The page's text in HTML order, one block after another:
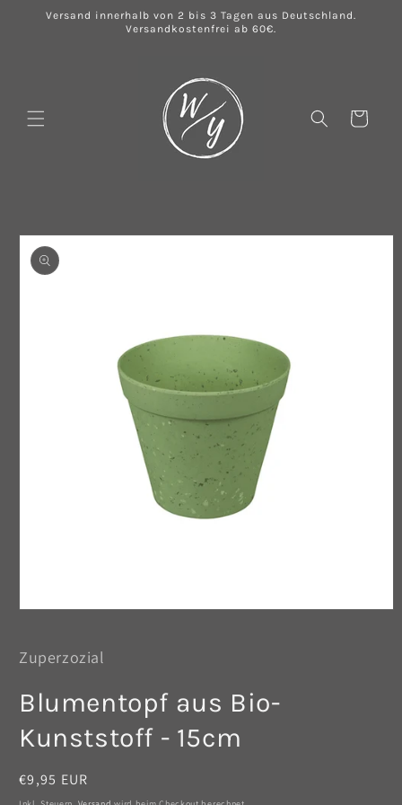
zumVersand innerhalb von 2 bis 3 Tagen aus Deutschland.
Versandkostenfrei ab 60€.
Warenkorb
Modal
öffnen
Zuperzozial
Blumentopf aus Bio-
Kunststoff - 15cm
Normaler
Preis
€9,95 EUR